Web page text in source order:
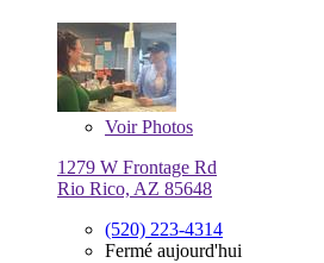
VoirPhotos
1279 W Frontage Rd
Rio Rico, AZ 85648
(520) 223-4314
Fermé aujourd'hui